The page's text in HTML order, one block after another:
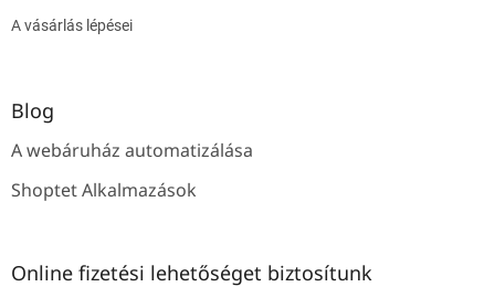
A vásárlás lépései
Blog
A webáruház automatizálása
Shoptet Alkalmazások
Online fizetési lehetőséget biztosítunk